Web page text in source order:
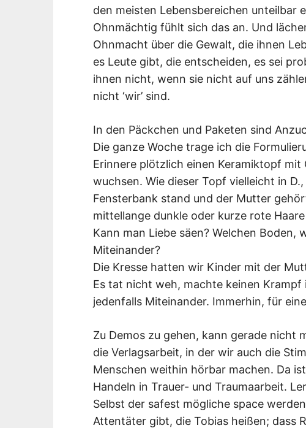
den meisten Lebensbereichen unteilbar
Ohnmächtig fühlt sich das an. Und
Ohnmacht über die Gewalt, die ihnen
es Leute gibt, die entscheiden, es sei
ihnen nicht, wenn sie nicht auf uns
nicht ‘wir’ sind.
In den Päckchen und Paketen sind
Die ganze Woche trage ich die
Erinnere plötzlich einen Keramiktopf mit
wuchsen. Wie dieser Topf vielleicht in
Fensterbank stand und der Mutter
mittellange dunkle oder kurze rote
Kann man Liebe säen? Welchen Boden,
Miteinander?
Die Kresse hatten wir Kinder mit der
Es tat nicht weh, machte keinen Krampf
jedenfalls Miteinander. Immerhin, für
Zu Demos zu gehen, kann gerade nicht
die Verlagsarbeit, in der wir auch die
Menschen weithin hörbar machen. Da
Handeln in Trauer- und Traumaarbeit.
Selbst der safest mögliche space
Attentäter gibt, die Tobias heißen; dass